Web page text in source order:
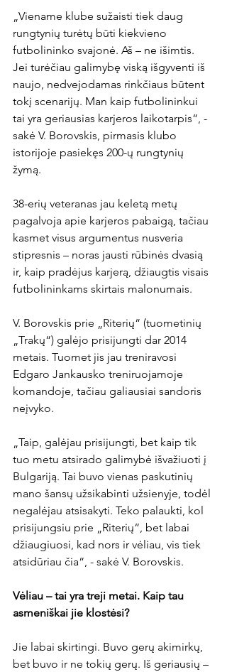
„Viename klube sužaisti tiek daug
rungtynių turėtų būti kiekvieno
futbolininko svajonė. Aš – ne išimtis.
Jei turėčiau galimybę viską išgyventi iš
naujo, nedvejodamas rinkčiaus būtent
tokį scenarijų. Man kaip futbolininkui
tai yra geriausias karjeros laikotarpis“, -
sakė V. Borovskis, pirmasis klubo
istorijoje pasiekęs 200-ų rungtynių
žymą.
38-erių veteranas jau keletą metų
pagalvoja apie karjeros pabaigą, tačiau
kasmet visus argumentus nusveria
stipresnis – noras jausti rūbinės dvasią
ir, kaip pradėjus karjerą, džiaugtis visais
futbolininkams skirtais malonumais.
V. Borovskis prie „Riterių“ (tuometinių
„Trakų“) galėjo prisijungti dar 2014
metais. Tuomet jis jau treniravosi
Edgaro Jankausko treniruojamoje
komandoje, tačiau galiausiai sandoris
neįvyko.
„Taip, galėjau prisijungti, bet kaip tik
tuo metu atsirado galimybė išvažiuoti į
Bulgariją. Tai buvo vienas paskutinių
mano šansų užsikabinti užsienyje, todėl
negalėjau atsisakyti. Teko palaukti, kol
prisijungsiu prie „Riterių“, bet labai
džiaugiuosi, kad nors ir vėliau, vis tiek
atsidūriau čia“, - sakė V. Borovskis.
Vėliau – tai yra treji metai. Kaip tau
asmeniškai jie klostėsi?
Jie labai skirtingi. Buvo gerų akimirkų,
bet buvo ir ne tokių gerų. Iš geriausių –